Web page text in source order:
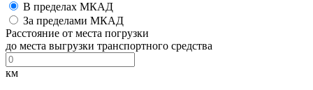
В пределах МКАД
За пределами МКАД
Расстояние от места погрузки
до места выгрузки транспортного средства
км